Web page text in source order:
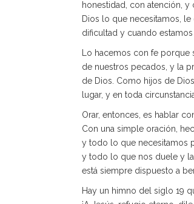
honestidad, con atención,
Dios lo que necesitamos,
dificultad y cuando
Lo hacemos con fe
de nuestros pecados, y la
de Dios. Como hijos de
lugar, y en toda
Orar, entonces, es hablar
Con una simple oración,
y todo lo que necesitamos
y todo lo que nos duele y
está siempre dispuesto a
Hay un himno del siglo 19